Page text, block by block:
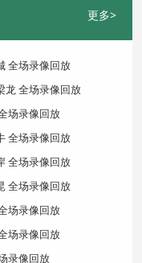
更多>
全场录像回放
龙 全场录像回放
场录像回放
全场录像回放
全场录像回放
全场录像回放
场录像回放
场录像回放
录像回放